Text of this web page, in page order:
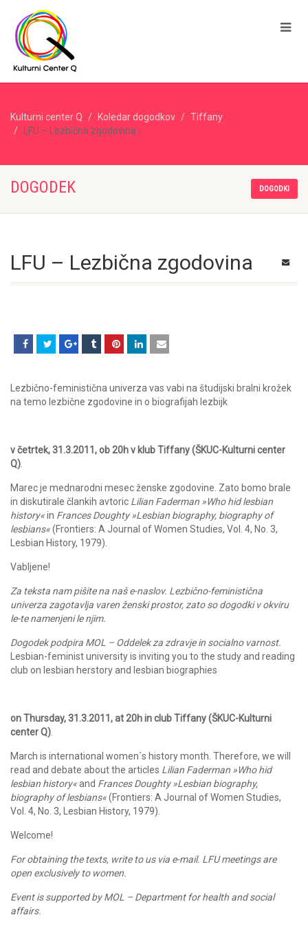
Kulturni center Q Koledar dogodkov
Tiffany
LFU – Lezbična zgodovina
DOGODEK DOGODKI
LFU – Lezbična zgodovina
Lezbično-feministična univerza vas vabi na študijski bralni krožek
na temo lezbične zgodovine in o biografijah lezbijk
v četrtek, 31.3.2011, ob 20h v klub Tiffany (ŠKUC-Kulturni center
Q)
Marec je mednarodni mesec ženske zgodovine. Zato bomo brale
in diskutirale člankih avtoric Lilian Faderman »Who hid lesbian
history«in Frances Doughty »Lesbian biography, biography of
lesbians«(Frontiers: A Journal of Women Studies, Vol. 4, No. 3,
Lesbian History, 1979).
Vabljene!
Za teksta nam pišite na naš e-naslov. Lezbično-feministična
univerza zagotavlja varen ženski prostor, zato so dogodki v okviru
le-te namenjeni le njim.
Dogodek podpira MOL – Oddelek za zdravje in socialno varnost.
Lesbian-feminist university is inviting you to the study and reading
club on lesbian herstory and lesbian biographies
on Thursday, 31.3.2011, at 20h in club Tiffany (ŠKUC-Kulturni
center Q)
March is international women´s history month. Therefore, we will
read and debate about the articles Lilian Faderman »Who hid
lesbian history«and Frances Doughty »Lesbian biography,
biography of lesbians«(Frontiers: A Journal of Women Studies,
Vol. 4, No. 3, Lesbian History, 1979).
Welcome!
For obtaining the texts, write to us via e-mail. LFU meetings are
open exclusively to women.
Event is supported by MOL – Department for health and social
affairs.